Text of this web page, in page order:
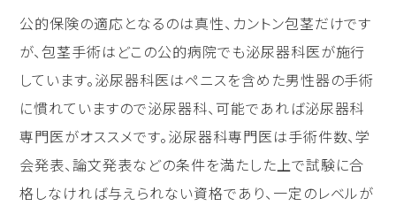
公的保険の適応となるのは真性、カントン包茎だけです
が、包茎手術はどこの公的病院でも泌尿器科医が施行
しています。泌尿器科医はペニスを含めた男性器の手術
に慣れていますので泌尿器科、可能であれば泌尿器科
専門医がオススメです。泌尿器科専門医は手術件数、学
会発表、論文発表などの条件を満たした上で試験に合
格しなければ与えられない資格であり、一定のレベルが